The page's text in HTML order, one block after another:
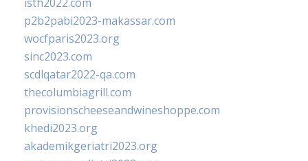
p2b2pabi2023-makassar.com
wocfparis2023.org
sinc2023.com
scdlqatar2022-qa.com
thecolumbiagrill.com
provisionscheeseandwineshoppe.com
khedi2023.org
akademikgeriatri2023.org